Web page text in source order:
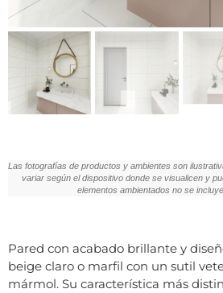
Las fotografías de productos y ambientes son
variar según el dispositivo donde se visualicen y
elementos ambientados no se
Pared con acabado brillante y
beige claro o marfil con un sutil
mármol. Su característica más